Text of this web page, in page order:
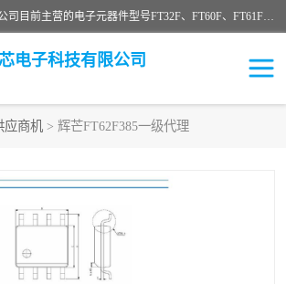
深圳悟芯电子科技有限公司目前主营的电子元器件型号FT32F、FT60F、FT61F、FT62F、FT64F、FT61FC、MCU EEPROM MOS LDO 稳压管 触摸IC DC-DC AC-DC 协议IC等，广泛应用于LED射灯、LED日光灯、等诸多领域。
电子科技有限公司
应商机 > 辉芒FT62F385一级代理